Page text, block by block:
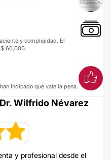
y complejidad. El
60,000.
indicado que vale la pena.
Dr. Wilfrido Névarez
y profesional desde el